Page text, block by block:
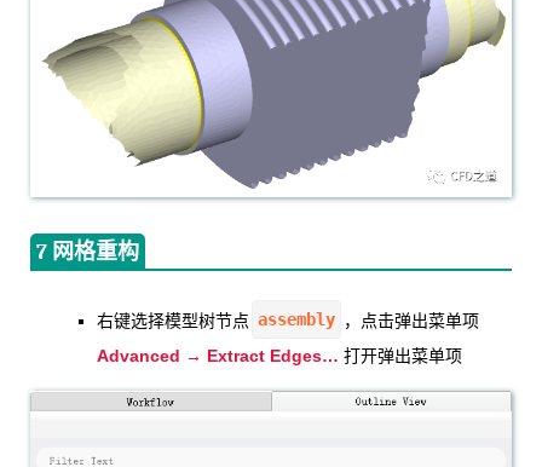
7 网格重构
右键选择模型树节点 assembly ，点击弹出菜单项
Advanced → Extract Edges… 打开弹出菜单项